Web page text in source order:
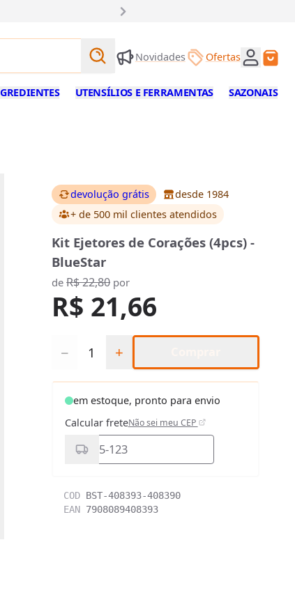
Buscar produtos
Buscar
Novidades Ofertas
UTENSÍLIOS E FERRAMENTAS SAZONAIS
devolução grátis
desde 1984
+ de 500 mil clientes atendidos
Kit Ejetores de Corações (4pcs) -
BlueStar
deR$ 22,80 por
R$ 21,66
− +
em estoque, pronto para envio
Calcular freteNão sei meu CEP
COD BST-408393-408390
EAN 7908089408393